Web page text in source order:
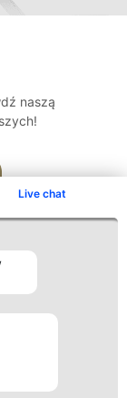
Live chat
naszą